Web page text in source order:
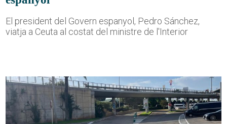
El president del Govern espanyol, Pedro Sánchez,
viatja a Ceuta al costat del ministre de l'Interior